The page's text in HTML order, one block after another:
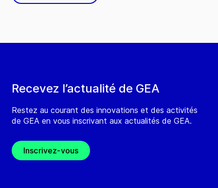
Recevez l’actualité de GEA
Restez au courant des innovations et des activités
de GEA en vous inscrivant aux actualités de GEA.
Inscrivez-vous